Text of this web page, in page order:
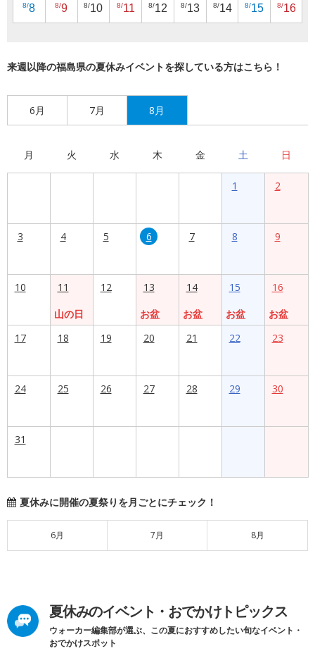
8/8 8/9 8/10 8/11 8/12 8/13 8/14 8/15 8/16
来週以降の福島県の夏休みイベントを探している方はこちら！
6月 7月 8月
月 火 水 木 金 土 日
1 2
3 4 5 6 7 8 9
10
11
山の日
12
13
お盆
14
お盆
15
お盆
16
お盆
17
18 19 20 21 22 23
24 25 26 27 28 29 30
31
夏休みに開催の夏祭りを月ごとにチェック！
6月 7月 8月
夏休みのイベント・おでかけトピックス
ウォーカー編集部が選ぶ、この夏におすすめしたい旬なイベント・
おでかけスポット